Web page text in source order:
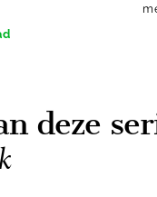
deze